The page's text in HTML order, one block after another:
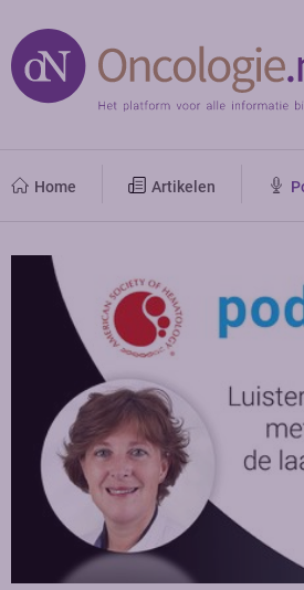
Home Artikelen